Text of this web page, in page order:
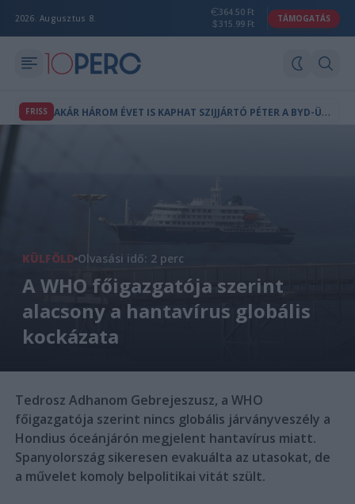
2026. Augusztus 8.
364.50 Ft
315.99 Ft
TÁMOGATÁS
FRISS A
KÁR HÁROM ÉVET IS KAPHAT SZIJJÁRTÓ PÉTER A BYD-ÜGY MIATT
KÜLFÖLD Olvasási idő: 2 perc
A WHO főigazgatója szerint
alacsony a hantavírus globális
kockázata
Tedrosz Adhanom Gebrejeszusz, a WHO
főigazgatója szerint nincs globális járványveszély a
Hondius óceánjárón megjelent hantavírus miatt.
Spanyolország sikeresen evakuálta az utasokat, de
a művelet komoly belpolitikai vitát szült.